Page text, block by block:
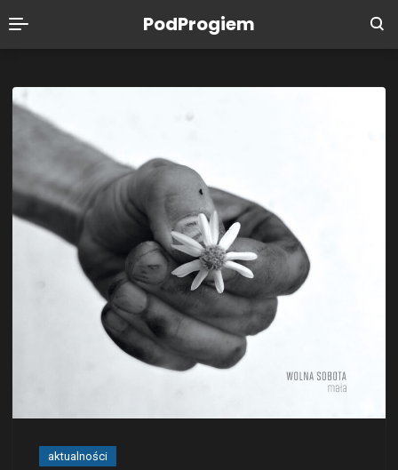
PodProgiem
aktualności